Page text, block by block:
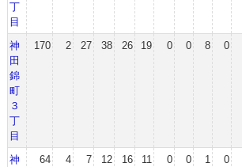
丁
目
神
田
錦
町
３
丁
目
170 2 27 38 26 19 0 0 8 0
神
64 4 7 12 16 11 0 0 1 0